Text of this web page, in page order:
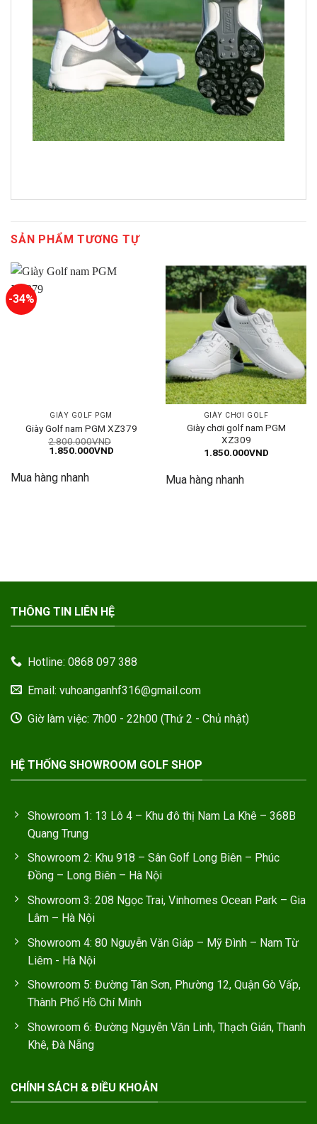
SẢN PHẨM TƯƠNG TỰ
-34%
GIÀY GOLF PGM
Giày Golf nam PGM XZ379
2.800.000VND
Giá
2.800.000VND.
1.850.000VNDGiá
1.850.000VND.
Mua hàng nhanh
GIÀY CHƠI GOLF
Giày chơi golf nam PGM
XZ309
1.850.000VND
Mua hàng nhanh
THÔNG TIN LIÊN HỆ
Hotline: 0868 097 388
Email: vuhoanganhf316@gmail.com
Giờ làm việc: 7h00 - 22h00 (Thứ 2 - Chủ nhật)
HỆ THỐNG SHOWROOM GOLF SHOP
Showroom 1: 13 Lô 4 – Khu đô thị Nam La Khê – 368B
Quang Trung
Showroom 2: Khu 918 – Sân Golf Long Biên – Phúc
Đồng – Long Biên – Hà Nội
Showroom 3: 208 Ngọc Trai, Vinhomes Ocean Park – Gia
Lâm – Hà Nội
Showroom 4: 80 Nguyễn Văn Giáp – Mỹ Đình – Nam Từ
Liêm - Hà Nội
Showroom 5: Đường Tân Sơn, Phường 12, Quận Gò Vấp,
Thành Phố Hồ Chí Minh
Showroom 6: Đường Nguyễn Văn Linh, Thạch Gián, Thanh
Khê, Đà Nẵng
CHÍNH SÁCH & ĐIỀU KHOẢN